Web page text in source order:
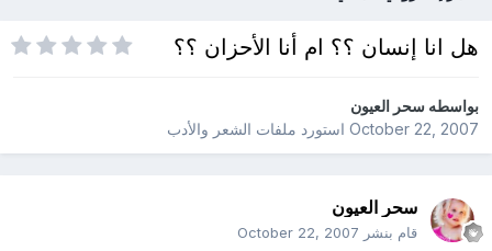
هل انا إنسان ؟؟ ام أنا الأحزان ؟؟
بواسطهسحر العيون
October 22, 2007استورد ملفات الشعر والأدب
سحر العيون
قام بنشر October 22, 2007